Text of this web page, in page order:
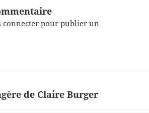
connecterpour publier un
de Claire Burger